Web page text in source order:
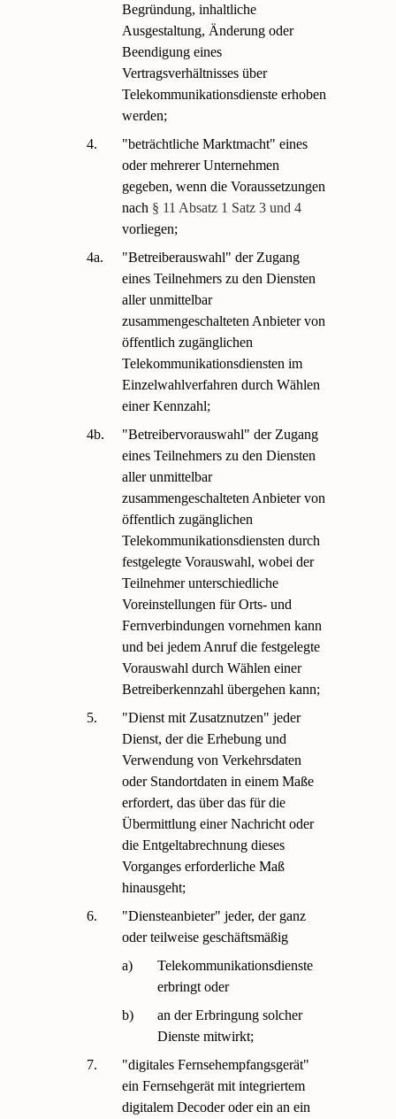
Begründung, inhaltliche
Ausgestaltung, Änderung oder
Beendigung eines
Vertragsverhältnisses über
Telekommunikationsdienste erhoben
werden;
4.
"beträchtliche Marktmacht" eines
oder mehrerer Unternehmen
gegeben, wenn die Voraussetzungen
nach § 11 Absatz 1 Satz 3 und 4
vorliegen;
4a.
"Betreiberauswahl" der Zugang
eines Teilnehmers zu den Diensten
aller unmittelbar
zusammengeschalteten Anbieter von
öffentlich zugänglichen
Telekommunikationsdiensten im
Einzelwahlverfahren durch Wählen
einer Kennzahl;
4b.
"Betreibervorauswahl" der Zugang
eines Teilnehmers zu den Diensten
aller unmittelbar
zusammengeschalteten Anbieter von
öffentlich zugänglichen
Telekommunikationsdiensten durch
festgelegte Vorauswahl, wobei der
Teilnehmer unterschiedliche
Voreinstellungen für Orts- und
Fernverbindungen vornehmen kann
und bei jedem Anruf die festgelegte
Vorauswahl durch Wählen einer
Betreiberkennzahl übergehen kann;
5.
"Dienst mit Zusatznutzen" jeder
Dienst, der die Erhebung und
Verwendung von Verkehrsdaten
oder Standortdaten in einem Maße
erfordert, das über das für die
Übermittlung einer Nachricht oder
die Entgeltabrechnung dieses
Vorganges erforderliche Maß
hinausgeht;
6.
"Diensteanbieter" jeder, der ganz
oder teilweise geschäftsmäßig
a)
Telekommunikationsdienste
erbringt oder
b)
an der Erbringung solcher
Dienste mitwirkt;
7.
"digitales Fernsehempfangsgerät"
ein Fernsehgerät mit integriertem
digitalem Decoder oder ein an ein